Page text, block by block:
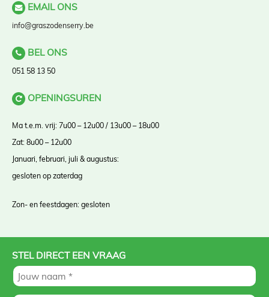
EMAIL ONS
info@graszodenserry.be
BEL ONS
051 58 13 50
OPENINGSUREN
Ma t.e.m. vrij: 7u00 – 12u00 / 13u00 – 18u00
Zat: 8u00 – 12u00
Januari, februari, juli & augustus:
gesloten op zaterdag
Zon- en feestdagen: gesloten
STEL DIRECT EEN VRAAG